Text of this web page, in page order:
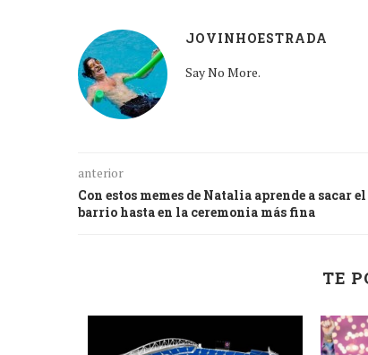
JOVINHOESTRADA
Say No More.
anterior
Con estos memes de Natalia aprende a sacar el
barrio hasta en la ceremonia más fina
TE